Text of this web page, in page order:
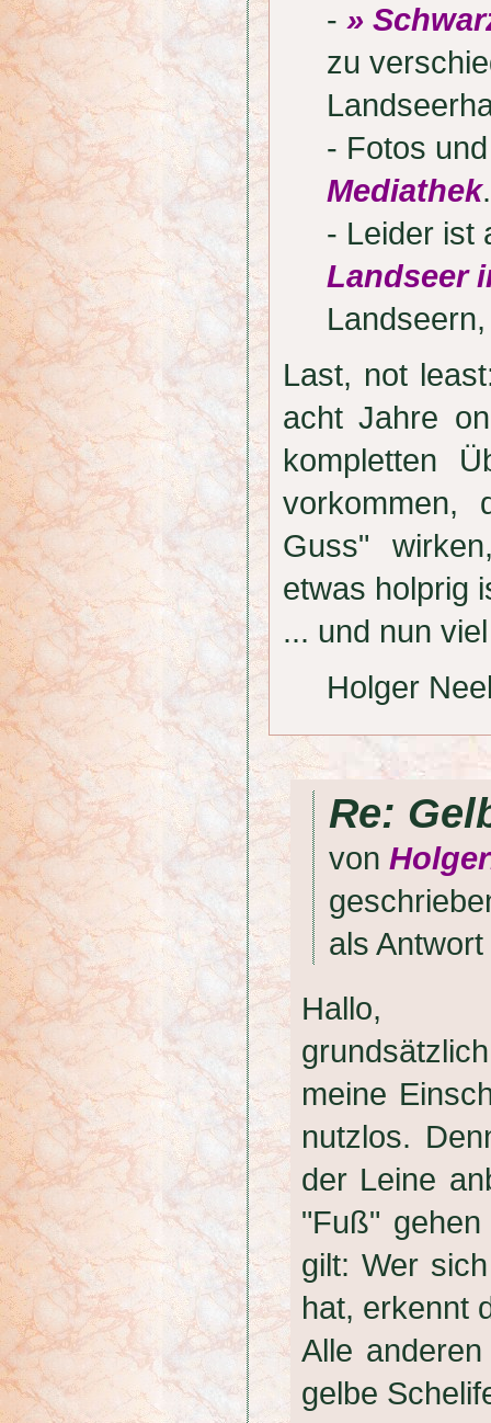
- »
zu
- Fotos
Mediathek.
- Leider ist
Landseer
Last, not
acht Jahre
kompletten
vorkommen,
Guss"
etwas holprig
... und nun
Holger
Re:
von
als
Hallo,
meine
nutzlos.
der Leine
"Fuß"
gilt: Wer
hat, erkennt
Alle
gelbe